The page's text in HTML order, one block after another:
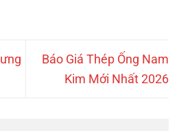
Báo Giá Thép Ống Nam
Kim Mới Nhất 2026